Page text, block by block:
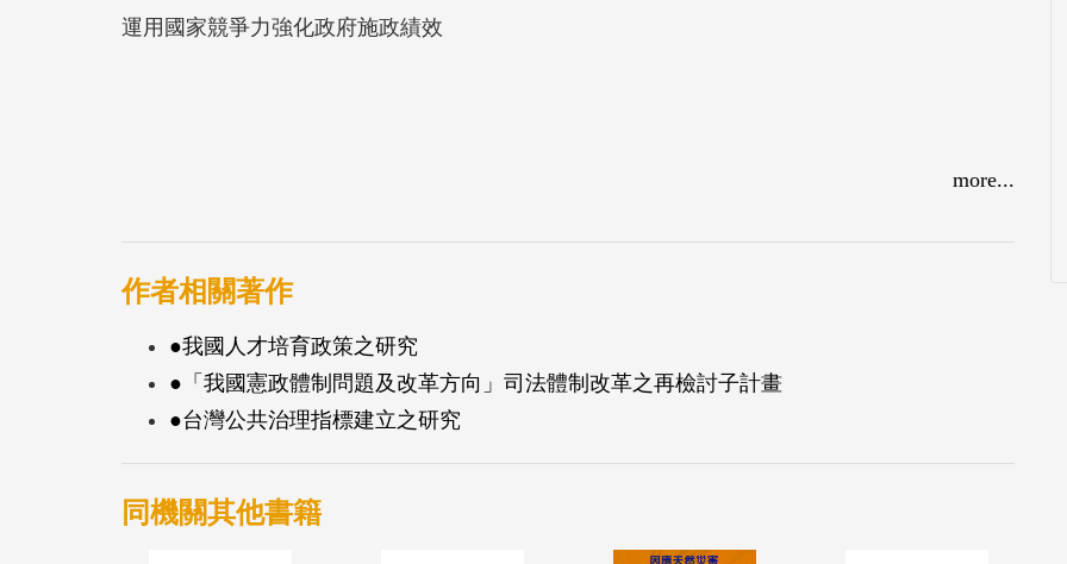
運用國家競爭力強化政府施政績效
more...
作者相關著作
●我國人才培育政策之研究
●「我國憲政體制問題及改革方向」司法體制改革之再檢討子計畫
●台灣公共治理指標建立之研究
同機關其他書籍